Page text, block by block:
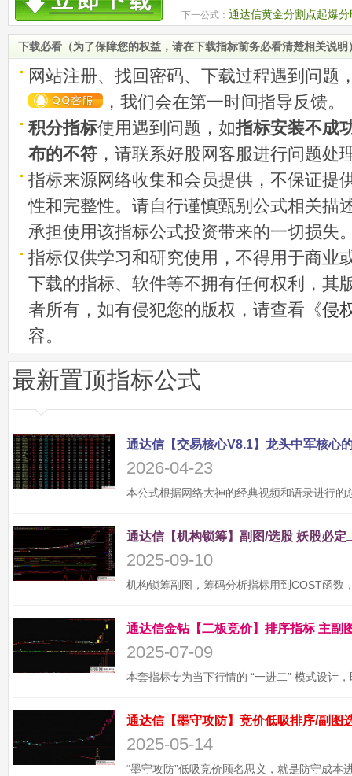
龙 源码
下一公式： 通达信黄金分割点起爆
下载必看（为了保障您的权益，请在下载指标前务必看清楚相关说明
网站注册、找回密码、下载过程遇到问题
，我们会在第一时间指导反馈。
积分指标使用遇到问题，如指标安装不成
布的不符 ，请联系好股网客服进行问题处
指标来源网络收集和会员提供，不保证提
性和完整性。请自行谨慎甄别公式相关描
承担使用该指标公式投资带来的一切损失
指标仅供学习和研究使用，不得用于商业
下载的指标、软件等不拥有任何权利，其
者所有，如有侵犯您的版权，请查看《侵
容。
最新置顶指标公式
2026-04-23
2025-09-10
2025-07-09
2025-05-14